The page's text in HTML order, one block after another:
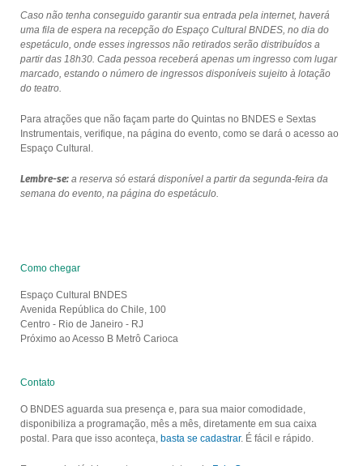
Caso não tenha conseguido garantir sua entrada pela internet, haverá
uma fila de espera na recepção do Espaço Cultural BNDES, no dia do
espetáculo, onde esses ingressos não retirados serão distribuídos a
partir das 18h30. Cada pessoa receberá apenas um ingresso com lugar
marcado, estando o número de ingressos disponíveis sujeito à lotação
do teatro.
Para atrações que não façam parte do Quintas no BNDES e Sextas
Instrumentais, verifique, na página do evento, como se dará o acesso ao
Espaço Cultural.
Lembre-se:a reserva só estará disponível a partir da segunda-feira da
semana do evento, na página do espetáculo.
Como chegar
Espaço Cultural BNDES
Avenida República do Chile, 100
Centro - Rio de Janeiro - RJ
Próximo ao Acesso B Metrô Carioca
Contato
O BNDES aguarda sua presença e, para sua maior comodidade,
disponibiliza a programação, mês a mês, diretamente em sua caixa
postal. Para que isso aconteça, basta se cadastrar. É fácil e rápido.